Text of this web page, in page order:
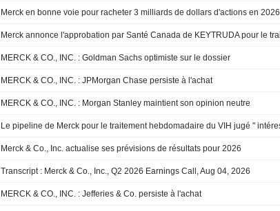
MERCK & CO., INC. : Goldman Sachs optimiste sur le dossier
MERCK & CO., INC. : JPMorgan Chase persiste à l'achat
MERCK & CO., INC. : Morgan Stanley maintient son opinion neutre
Merck & Co., Inc. actualise ses prévisions de résultats pour 2026
Transcript : Merck & Co., Inc., Q2 2026 Earnings Call, Aug 04, 2026
MERCK & CO., INC. : Jefferies & Co. persiste à l'achat